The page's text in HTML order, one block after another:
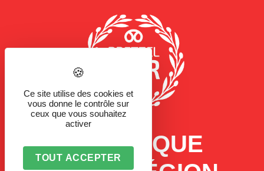
LA MARQUE
Ce site utilise des cookies et
vous donne le contrôle sur
ceux que vous souhaitez
activer
TOUT ACCEPTER